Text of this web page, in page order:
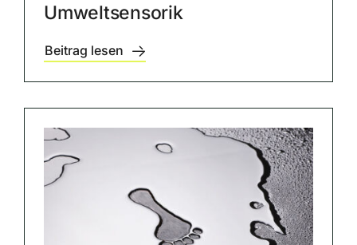
Umweltsensorik
Beitrag lesen